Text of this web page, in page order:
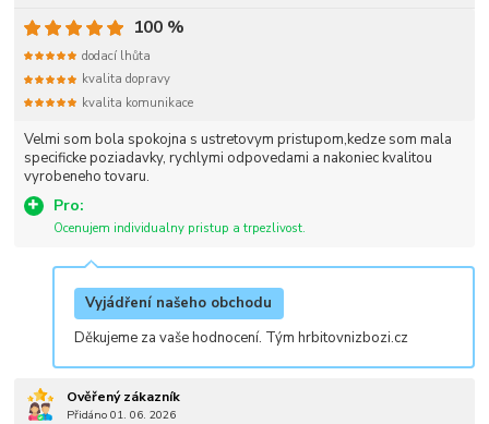
Velmi som bola spokojna s ustretovym pristupom,kedze som mala
specificke poziadavky, rychlymi odpovedami a nakoniec kvalitou
vyrobeneho tovaru.
Pro:
Ocenujem individualny pristup a trpezlivost.
100 %
dodací lhůta
kvalita dopravy
kvalita komunikace
Vyjádření našeho obchodu
Děkujeme za vaše hodnocení. Tým hrbitovnizbozi.cz
Ověřený zákazník
Přidáno 01. 06. 2026